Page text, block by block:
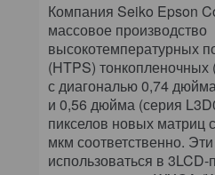
Компания Seiko Epson
массовое производство
высокотемпературных
(HTPS) тонкопленочных
с диагональю 0,74
и 0,56 дюйма (серия
пикселов новых матриц
мкм соответственно.
использоваться в 3LCD-